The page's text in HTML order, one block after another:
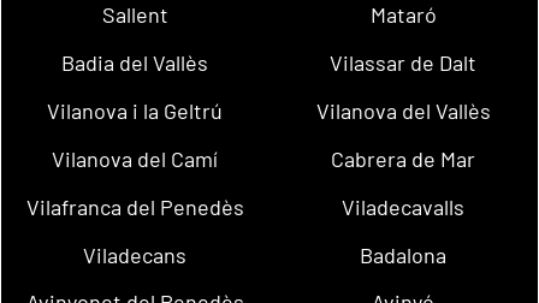
Sallent
Mataró
Badia del Vallès
Vilassar de Dalt
Vilanova i la Geltrú
Vilanova del Vallès
Vilanova del Camí
Cabrera de Mar
Vilafranca del Penedès
Viladecavalls
Viladecans
Badalona